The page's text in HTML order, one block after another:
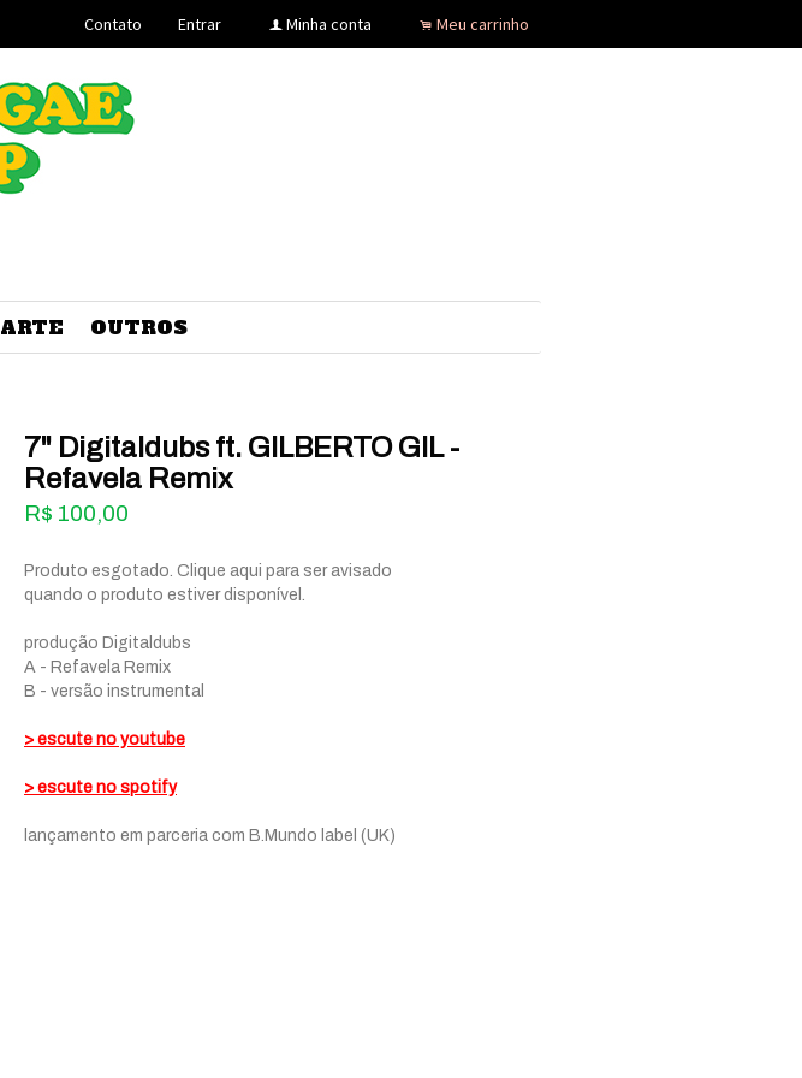
Contato Entrar f Minha conta . Meu carrinho
ARTE OUTROS
7" Digitaldubs ft. GILBERTO GIL -
Refavela Remix
R$ 100,00
Produto esgotado. Clique aqui para ser avisado
quando o produto estiver disponível.
produção Digitaldubs
A - Refavela Remix
B - versão instrumental
> escute no youtube
> escute no spotify
lançamento em parceria com B.Mundo label (UK)